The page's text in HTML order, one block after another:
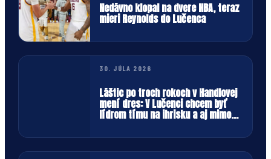
Nedávno klopal na dvere NBA, teraz
mieri Reynolds do Lučenca
30. JÚLA 2026
Láštic po troch rokoch v Handlovej
mení dres: V Lučenci chcem byť
lídrom tímu na ihrisku a aj mimo